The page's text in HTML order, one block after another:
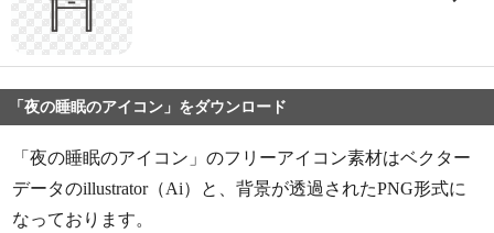
「夜の睡眠のアイコン」をダウンロード
「夜の睡眠のアイコン」のフリーアイコン素材はベクター
データのillustrator（Ai）と、背景が透過されたPNG形式に
なっております。